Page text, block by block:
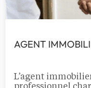
AGENT
L’agent